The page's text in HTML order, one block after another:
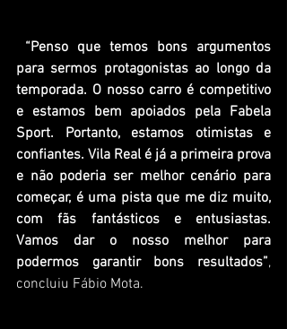
“Penso que temos bons argumentos
para sermos protagonistas ao longo da
temporada. O nosso carro é competitivo
e estamos bem apoiados pela Fabela
Sport. Portanto, estamos otimistas e
confiantes. Vila Real é já a primeira prova
e não poderia ser melhor cenário para
começar, é uma pista que me diz muito,
com fãs fantásticos e entusiastas.
Vamos dar o nosso melhor para
podermos garantir bons resultados”,
concluiu Fábio Mota.